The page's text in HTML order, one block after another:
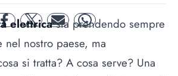
facebooktwitter mail whatsapp
elettricasta prendendo sempre
nostro paese, ma
si tratta? A cosa serve? Una